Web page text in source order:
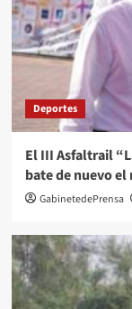
Deportes
El III Asfaltrail
bate de nuevo
GabinetedePrensa